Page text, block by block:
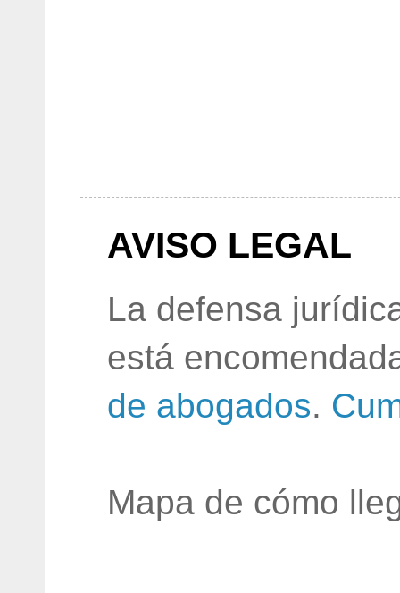
AVISO LEGAL
La defensa
está
de abogados.
Mapa de cómo